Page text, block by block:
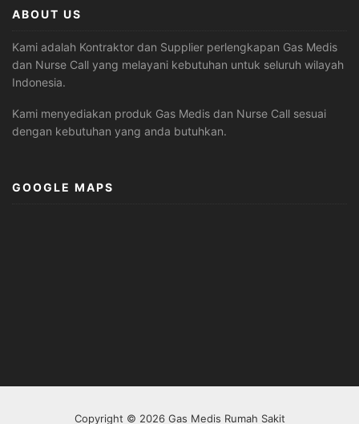
ABOUT US
Kami adalah Kontraktor dan Supplier perlengkapan Gas Medis
dan Nurse Call yang melayani kebutuhan untuk seluruh wilayah
Indonesia.
Kami menyediakan produk Gas Medis dan Nurse Call sesuai
dengan kebutuhan yang anda butuhkan.
GOOGLE MAPS
Copyright © 2026 Gas Medis Rumah Sakit